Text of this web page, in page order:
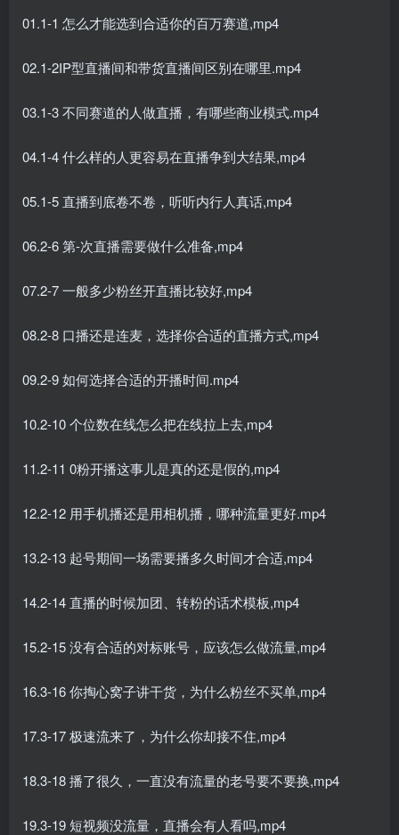
01.1-1 怎么才能选到合适你的百万赛道,mp4
02.1-2IP型直播间和带货直播间区别在哪里.mp4
03.1-3 不同赛道的人做直播，有哪些商业模式.mp4
04.1-4 什么样的人更容易在直播争到大结果,mp4
05.1-5 直播到底卷不卷，听听内行人真话,mp4
06.2-6 第-次直播需要做什么准备,mp4
07.2-7 一般多少粉丝开直播比较好,mp4
08.2-8 口播还是连麦，选择你合适的直播方式,mp4
09.2-9 如何选择合适的开播时间.mp4
10.2-10 个位数在线怎么把在线拉上去,mp4
11.2-11 0粉开播这事儿是真的还是假的,mp4
12.2-12 用手机播还是用相机播，哪种流量更好.mp4
13.2-13 起号期间一场需要播多久时间才合适,mp4
14.2-14 直播的时候加团、转粉的话术模板,mp4
15.2-15 没有合适的对标账号，应该怎么做流量,mp4
16.3-16 你掏心窝子讲干货，为什么粉丝不买单,mp4
17.3-17 极速流来了，为什么你却接不住,mp4
18.3-18 播了很久，一直没有流量的老号要不要换,mp4
19.3-19 短视频没流量，直播会有人看吗,mp4